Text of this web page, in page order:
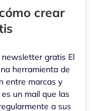
crear
gratis El
herramienta de
entre marcas y
un mail que las
a sus